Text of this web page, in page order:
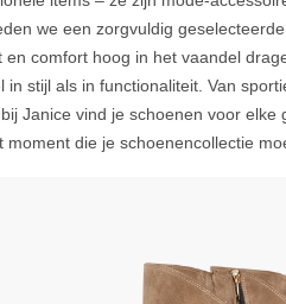
we een zorgvuldig
comfort hoog in het vaandel
stijl als in functionaliteit. Van
Janice vind je schoenen voor elke
die je schoenencollectie